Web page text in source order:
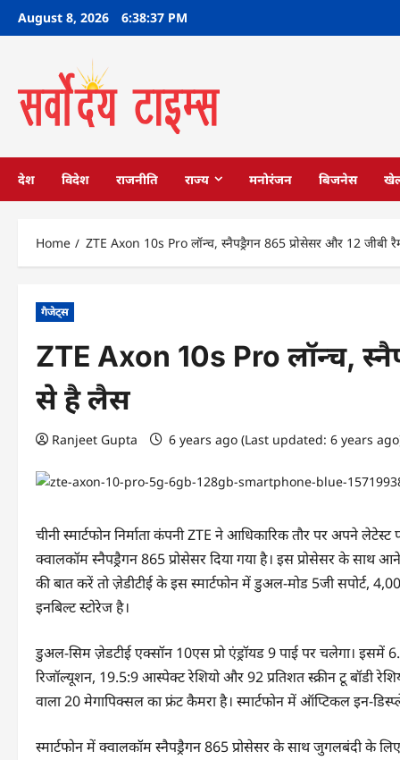
SkipAugust 8, 2026 6:38:37 PM
देश विदेश राजनीति राज्य मनोरंजन बिजनेस
Home ZTE Axon 10s Pro लॉन्च, स्नैपड्रैगन 865 प्रोसेसर और 12 जीबी
गैजेट्स
ZTE Axon 10s Pro लॉन्च,
से है लैस
Ranjeet Gupta 6 years ago (Last updated: 6 years
चीनी स्मार्टफोन निर्माता कंपनी ZTE ने आधिकारिक तौर पर अपने
क्वालकॉम स्नैपड्रैगन 865 प्रोसेसर दिया गया है। इस प्रोसेसर के साथ
की बात करें तो ज़ेडीटीई के इस स्मार्टफोन में डुअल-मोड 5जी सपोर्ट,
इनबिल्ट स्टोरेज है।
डुअल-सिम ज़ेडटीई एक्सॉन 10एस प्रो एंड्रॉयड 9 पाई पर चलेगा।
रिजॉल्यूशन, 19.5:9 आस्पेक्ट रेशियो और 92 प्रतिशत स्क्रीन टू बॉडी
वाला 20 मेगापिक्सल का फ्रंट कैमरा है। स्मार्टफोन में ऑप्टिकल इन-
स्मार्टफोन में क्वालकॉम स्नैपड्रैगन 865 प्रोसेसर के साथ जुगलबंदी के